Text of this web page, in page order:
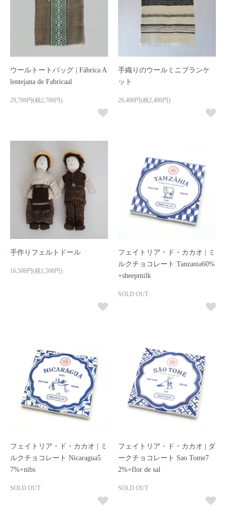
ウールトートバッグ | Fábrica A
lentejana de Fabricaal
29,700円(税2,700円)
手織りのウールミニブランケ
ット
26,400円(税2,400円)
手作りフェルトドール
16,500円(税1,500円)
フェイトリア・ド・カカオ | ミ
ルクチョコレート Tanzania60%
+sheepmilk
SOLD OUT
フェイトリア・ド・カカオ | ミ
ルクチョコレート Nicaragua5
7%+nibs
SOLD OUT
フェイトリア・ド・カカオ | ダ
ークチョコレート Sao Tome7
2%+flor de sal
SOLD OUT